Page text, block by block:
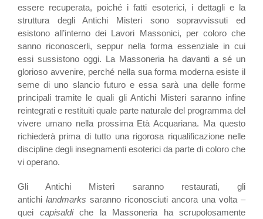
essere recuperata, poiché i fatti esoterici, i dettagli e la
struttura degli Antichi Misteri sono sopravvissuti ed
esistono all’interno dei Lavori Massonici, per coloro che
sanno riconoscerli, seppur nella forma essenziale in cui
essi sussistono oggi. La Massoneria ha davanti a sé un
glorioso avvenire, perché nella sua forma moderna esiste il
seme di uno slancio futuro e essa sarà una delle forme
principali tramite le quali gli Antichi Misteri saranno infine
reintegrati e restituiti quale parte naturale del programma del
vivere umano nella prossima Età Acquariana. Ma questo
richiederà prima di tutto una rigorosa riqualificazione nelle
discipline degli insegnamenti esoterici da parte di coloro che
vi operano.
Gli Antichi Misteri saranno restaurati, gli
antichi landmarks saranno riconosciuti ancora una volta –
quei capisaldiche la Massoneria ha scrupolosamente